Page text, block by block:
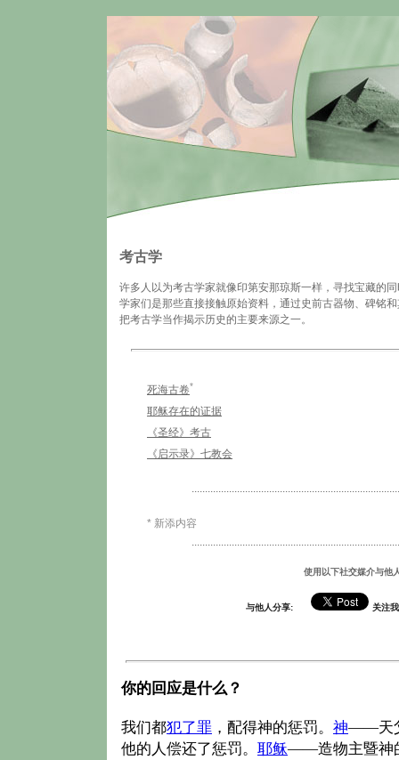
考古学
许多人以为考古学家就像印第安那琼斯一样，寻找宝藏的
学家们是那些直接接触原始资料，通过史前古器物、碑铭
把考古学当作揭示历史的主要来源之一。
死海古卷*
耶稣存在的证据
《圣经》考古
《启示录》七教会
* 新添内容
使用以下社交媒介与他
与他人分享: 关注